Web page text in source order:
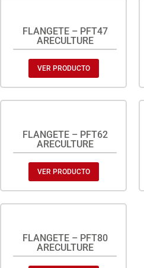
FLANGETE – PFT47
ARECULTURE
VER PRODUCTO
FLANGETE – PFT62
ARECULTURE
VER PRODUCTO
FLANGETE – PFT80
ARECULTURE